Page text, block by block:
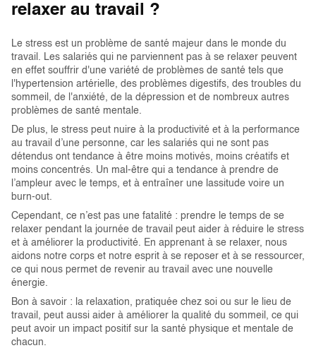
relaxer au travail ?
Le stress est un problème de santé majeur dans le monde du
travail. Les salariés qui ne parviennent pas à se relaxer peuvent
en effet souffrir d'une variété de problèmes de santé tels que
l'hypertension artérielle, des problèmes digestifs, des troubles du
sommeil, de l'anxiété, de la dépression et de nombreux autres
problèmes de santé mentale.
De plus, le stress peut nuire à la productivité et à la performance
au travail d’une personne, car les salariés qui ne sont pas
détendus ont tendance à être moins motivés, moins créatifs et
moins concentrés. Un mal-être qui a tendance à prendre de
l’ampleur avec le temps, et à entraîner une lassitude voire un
burn-out.
Cependant, ce n’est pas une fatalité : prendre le temps de se
relaxer pendant la journée de travail peut aider à réduire le stress
et à améliorer la productivité. En apprenant à se relaxer, nous
aidons notre corps et notre esprit à se reposer et à se ressourcer,
ce qui nous permet de revenir au travail avec une nouvelle
énergie.
Bon à savoir : la relaxation, pratiquée chez soi ou sur le lieu de
travail, peut aussi aider à améliorer la qualité du sommeil, ce qui
peut avoir un impact positif sur la santé physique et mentale de
chacun.